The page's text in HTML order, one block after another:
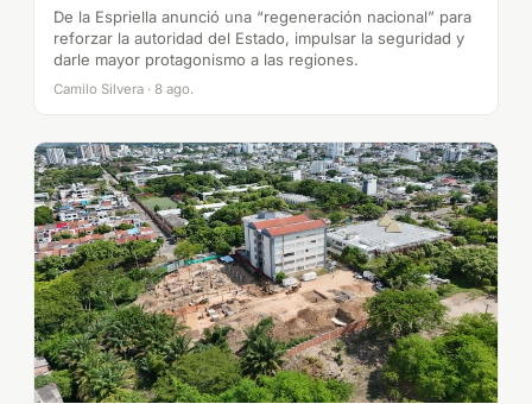
De la Espriella anunció una “regeneración nacional” para
reforzar la autoridad del Estado, impulsar la seguridad y
darle mayor protagonismo a las regiones.
Camilo Silvera · 8 ago.